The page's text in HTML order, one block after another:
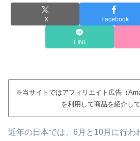
X Facebook
LINE
※当サイトではアフィリエイト広告（
を利用して商品を紹介して
近年の日本では、6月と10月に行わ